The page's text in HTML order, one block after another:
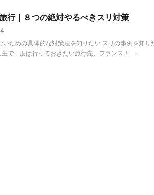
行｜８つの絶対やるべきスリ対策
いための具体的な対策法を知りたい スリの事例を知
で一度は行っておきたい旅行先、フランス！ ...